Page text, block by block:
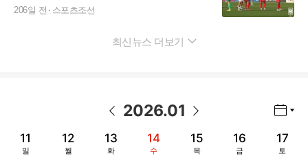
중..."U-23 레벨에선 우리가 2연승"
206일 전 스포츠조선
최신뉴스 더보기
2026.01
11
일
12
월
13
화
14
수
15
목
16
금
17
토